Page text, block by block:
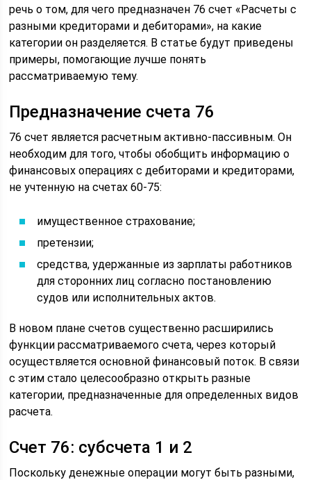
речь о том, для чего предназначен 76 счет «Расчеты с
разными кредиторами и дебиторами», на какие
категории он разделяется. В статье будут приведены
примеры, помогающие лучше понять
рассматриваемую тему.
Предназначение счета 76
76 счет является расчетным активно-пассивным. Он
необходим для того, чтобы обобщить информацию о
финансовых операциях с дебиторами и кредиторами,
не учтенную на счетах 60-75:
имущественное страхование;
претензии;
средства, удержанные из зарплаты работников
для сторонних лиц согласно постановлению
судов или исполнительных актов.
В новом плане счетов существенно расширились
функции рассматриваемого счета, через который
осуществляется основной финансовый поток. В связи
с этим стало целесообразно открыть разные
категории, предназначенные для определенных видов
расчета.
Счет 76: субсчета 1 и 2
Поскольку денежные операции могут быть разными,